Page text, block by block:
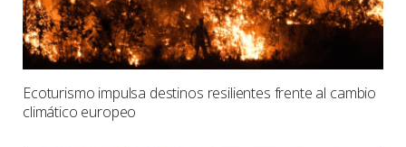
Ecoturismo impulsa destinos resilientes frente al cambio
climático europeo